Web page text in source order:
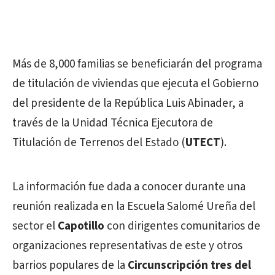
Más de 8,000 familias se beneficiarán del programa
de titulación de viviendas que ejecuta el Gobierno
del presidente de la República Luis Abinader, a
través de la Unidad Técnica Ejecutora de
Titulación de Terrenos del Estado (UTECT).
La información fue dada a conocer durante una
reunión realizada en la Escuela Salomé Ureña del
sector elCapotillo con dirigentes comunitarios de
organizaciones representativas de este y otros
barrios populares de la Circunscripción tres del